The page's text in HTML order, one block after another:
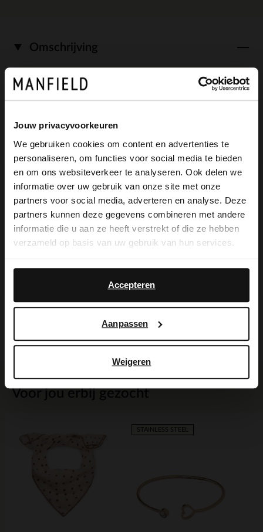
Jouw privacyvoorkeuren
We gebruiken cookies om content en advertenties te
personaliseren, om functies voor social media te bieden
en om ons websiteverkeer te analyseren. Ook delen we
informatie over uw gebruik van onze site met onze
partners voor social media, adverteren en analyse. Deze
partners kunnen deze gegevens combineren met andere
informatie die u aan ze heeft verstrekt of die ze hebben
verzameld op basis van uw gebruik van hun services.
Accepteren
Aanpassen
Weigeren
Voor jou erbij gezocht
STAINLESS STEEL
Omschrijving
ritssluiting aan de binnenzijde. We
adviseren als bescherming en verzorging
de Collonil Carbon pro.
Alles over dit product
×
View this website in English?
It looks like your language isn't Dutch. Would
you like to switch to English?
English